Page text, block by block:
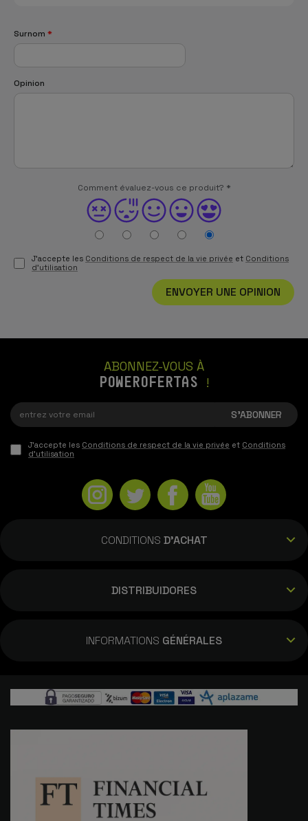
Surnom *
Opinion
Comment évaluez-vous ce produit? *
J'accepte les Conditions de respect de la vie privée et Conditions
d'utilisation
ENVOYER UNE OPINION
ABONNEZ-VOUS À
POWEROFERTAS !
J'accepte les Conditions de respect de la vie privée et Conditions
d'utilisation
CONDITIONS D'ACHAT
DISTRIBUIDORES
INFORMATIONS GÉNÉRALES